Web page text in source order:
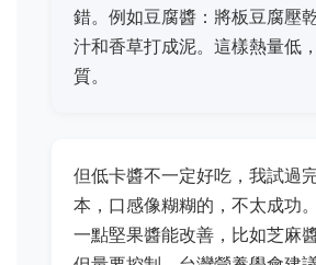
錯。例如豆腐醬：將板豆腐壓
汁和香草打成泥。這樣熱量低
質。
但低卡醬不一定好吃，我試過
本，口感像糊糊的，不太成功
一點堅果醬能改善，比如芝麻